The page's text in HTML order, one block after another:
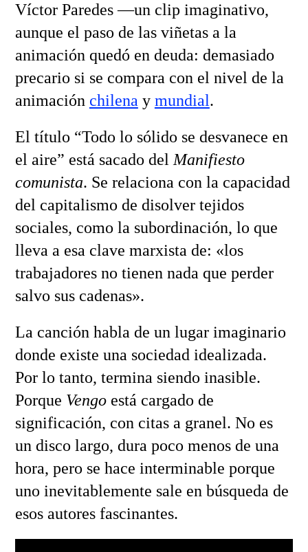
Víctor Paredes —un clip imaginativo,
aunque el paso de las viñetas a la
animación quedó en deuda: demasiado
precario si se compara con el nivel de la
animación chilena y mundial.
El título “Todo lo sólido se desvanece en
el aire” está sacado del Manifiesto
comunista. Se relaciona con la capacidad
del capitalismo de disolver tejidos
sociales, como la subordinación, lo que
lleva a esa clave marxista de: «los
trabajadores no tienen nada que perder
salvo sus cadenas».
La canción habla de un lugar imaginario
donde existe una sociedad idealizada.
Por lo tanto, termina siendo inasible.
Porque Vengoestá cargado de
significación, con citas a granel. No es
un disco largo, dura poco menos de una
hora, pero se hace interminable porque
uno inevitablemente sale en búsqueda de
esos autores fascinantes.